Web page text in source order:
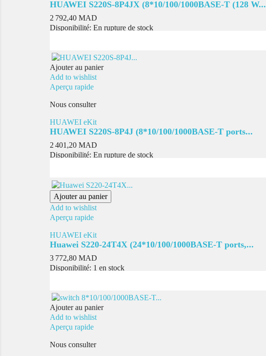
HUAWEI S220S-8P4JX (8*10/100/1000BASE-T (128 W...
Prix
2 792,40 MAD
Disponibilité: En rupture de stock
Ajouter au panier
Add to wishlist
Aperçu rapide
Nous consulter
HUAWEI eKit
HUAWEI S220S-8P4J (8*10/100/1000BASE-T ports...
Prix
2 401,20 MAD
Disponibilité: En rupture de stock
Ajouter au panier
Add to wishlist
Aperçu rapide
HUAWEI eKit
Huawei S220-24T4X (24*10/100/1000BASE-T ports,...
Prix
3 772,80 MAD
Disponibilité: 1 en stock
Ajouter au panier
Add to wishlist
Aperçu rapide
Nous consulter